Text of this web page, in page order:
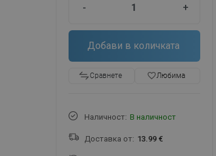
- +
Добави в количката
Сравнете favorite_borderЛюбима
Наличност: В наличност
Доставка от: 13.99 €